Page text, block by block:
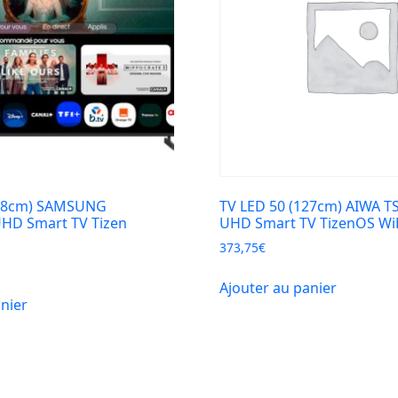
SAMSUNG
Smart TV Tizen
TV LED 50 (127cm) AIWA
UHD Smart TV TizenOS
373,75€
Ajouter au panier